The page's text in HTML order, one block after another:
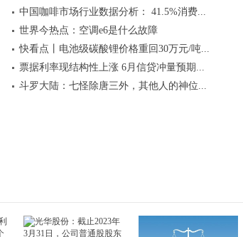
中国咖啡市场行业数据分析： 41.5%消费...
世界今热点：空调e6是什么故障
快看点丨电池级碳酸锂价格重回30万元/吨...
票据利率现结构性上涨 6月信贷冲量预期...
斗罗大陆：七怪除唐三外，其他人的神位...